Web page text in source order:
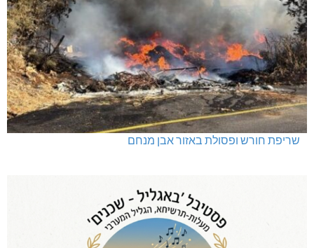
שריפת חורש ופסולת באזור אבן מנחם